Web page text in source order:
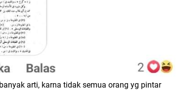
arti, karna tidak semua orang yg pintar